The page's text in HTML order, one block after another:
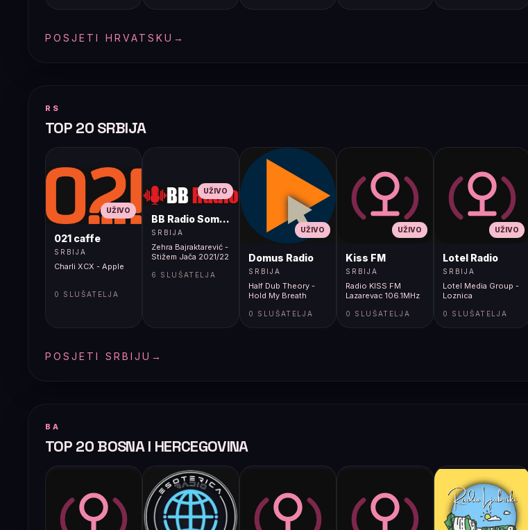
POSJETI HRVATSKU →
RS
TOP 20 SRBIJA
UŽIVO
021 caffe
SRBIJA
Charli XCX - Apple
0 SLUŠATELJA
UŽIVO
BB Radio Sombor
SRBIJA
Zehra Bajraktarević -
Stižem Jača 2021/22
6 SLUŠATELJA
UŽIVO
Domus Radio
SRBIJA
Half Dub Theory -
Hold My Breath
0 SLUŠATELJA
UŽIVO
Kiss FM
SRBIJA
Radio KISS FM
Lazarevac 106.1MHz
0 SLUŠATELJA
UŽIVO
Lotel Radio
SRBIJA
Lotel Media Group -
Loznica
0 SLUŠATELJA
POSJETI SRBIJU →
BA
TOP 20 BOSNA I HERCEGOVINA